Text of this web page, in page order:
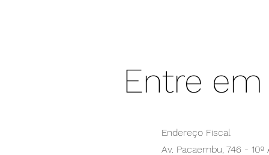
Entre
Endereço Fiscal
Av. Pacaembu, 746 - 10º